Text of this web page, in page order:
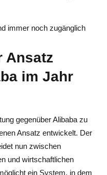
immer noch zugänglich
Ansatz
im Jahr
gegenüber Alibaba zu
Ansatz entwickelt. Der
nun zwischen
und wirtschaftlichen
ein System, in dem